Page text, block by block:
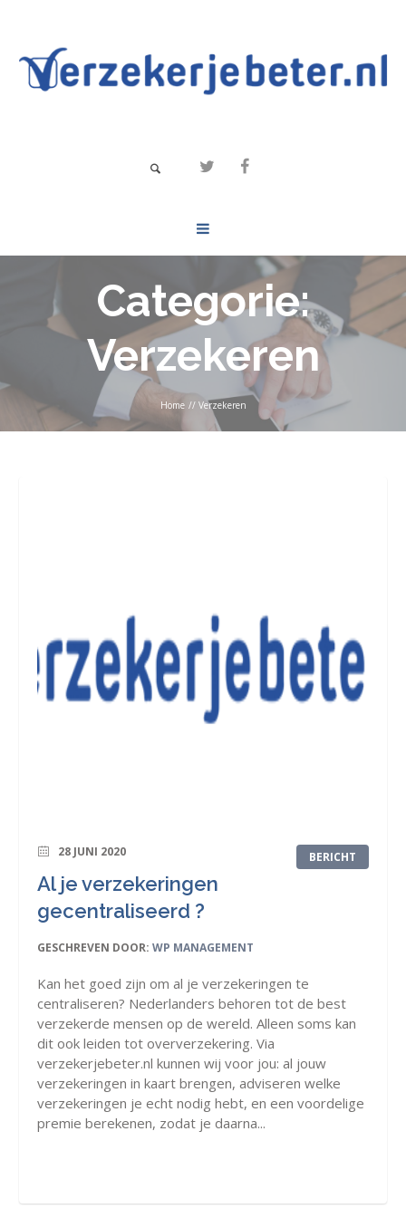
Categorie:
Verzekeren
Home // Verzekeren
BERICHT
28 JUNI 2020
Al je verzekeringen
gecentraliseerd ?
GESCHREVEN DOOR: WP MANAGEMENT
Kan het goed zijn om al je verzekeringen te
centraliseren? Nederlanders behoren tot de best
verzekerde mensen op de wereld. Alleen soms kan
dit ook leiden tot oververzekering. Via
verzekerjebeter.nl kunnen wij voor jou: al jouw
verzekeringen in kaart brengen, adviseren welke
verzekeringen je echt nodig hebt, en een voordelige
premie berekenen, zodat je daarna...